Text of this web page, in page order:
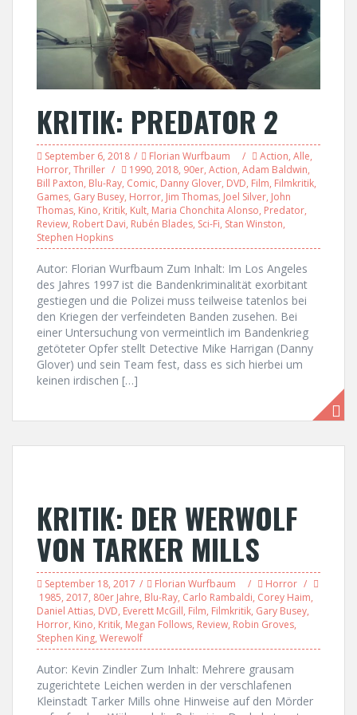
KRITIK: PREDATOR 2
September 6, 2018 Florian Wurfbaum Action, Alle,
Horror, Thriller 1990, 2018, 90er, Action, Adam Baldwin,
Bill Paxton, Blu-Ray, Comic, Danny Glover, DVD, Film, Filmkritik,
Games, Gary Busey, Horror, Jim Thomas, Joel Silver, John
Thomas, Kino, Kritik, Kult, Maria Chonchita Alonso, Predator,
Review, Robert Davi, Rubén Blades, Sci-Fi, Stan Winston,
Stephen Hopkins
Autor: Florian Wurfbaum Zum Inhalt: Im Los Angeles
des Jahres 1997 ist die Bandenkriminalität exorbitant
gestiegen und die Polizei muss teilweise tatenlos bei
den Kriegen der verfeindeten Banden zusehen. Bei
einer Untersuchung von vermeintlich im Bandenkrieg
getöteter Opfer stellt Detective Mike Harrigan (Danny
Glover) und sein Team fest, dass es sich hierbei um
keinen irdischen […]
KRITIK: DER WERWOLF
VON TARKER MILLS
September 18, 2017 Florian Wurfbaum
Horror
1985, 2017, 80er Jahre, Blu-Ray, Carlo Rambaldi, Corey Haim,
Daniel Attias, DVD, Everett McGill, Film, Filmkritik, Gary Busey,
Horror, Kino, Kritik, Megan Follows, Review, Robin Groves,
Stephen King, Werewolf
Autor: Kevin Zindler Zum Inhalt: Mehrere grausam
zugerichtete Leichen werden in der verschlafenen
Kleinstadt Tarker Mills ohne Hinweise auf den Mörder